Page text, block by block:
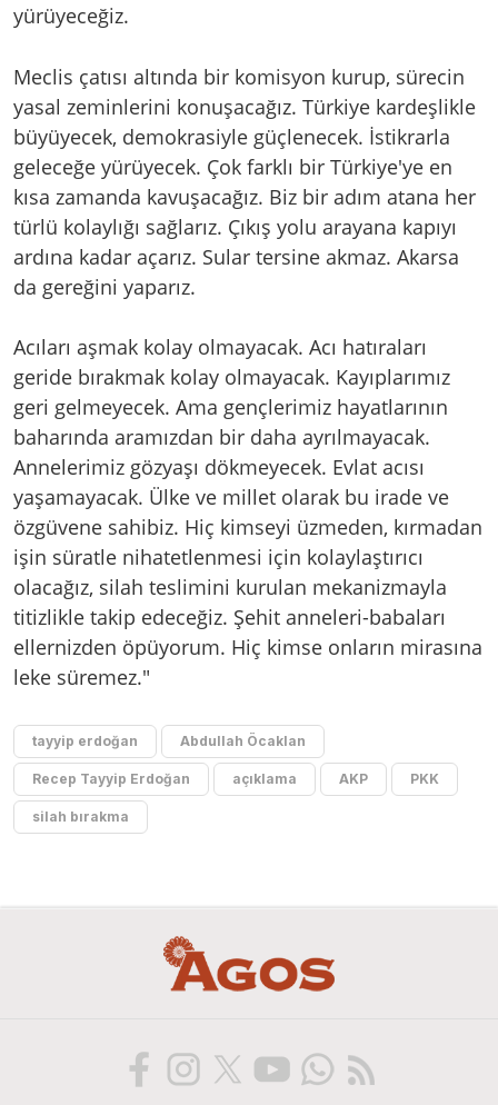
yürüyeceğiz.
Meclis çatısı altında bir komisyon kurup, sürecin
yasal zeminlerini konuşacağız. Türkiye kardeşlikle
büyüyecek, demokrasiyle güçlenecek. İstikrarla
geleceğe yürüyecek. Çok farklı bir Türkiye'ye en
kısa zamanda kavuşacağız. Biz bir adım atana her
türlü kolaylığı sağlarız. Çıkış yolu arayana kapıyı
ardına kadar açarız. Sular tersine akmaz. Akarsa
da gereğini yaparız.
Acıları aşmak kolay olmayacak. Acı hatıraları
geride bırakmak kolay olmayacak. Kayıplarımız
geri gelmeyecek. Ama gençlerimiz hayatlarının
baharında aramızdan bir daha ayrılmayacak.
Annelerimiz gözyaşı dökmeyecek. Evlat acısı
yaşamayacak. Ülke ve millet olarak bu irade ve
özgüvene sahibiz. Hiç kimseyi üzmeden, kırmadan
işin süratle nihatetlenmesi için kolaylaştırıcı
olacağız, silah teslimini kurulan mekanizmayla
titizlikle takip edeceğiz. Şehit anneleri-babaları
ellernizden öpüyorum. Hiç kimse onların mirasına
leke süremez."
tayyip erdoğan Abdullah Öcaklan
Recep Tayyip Erdoğan açıklama AKP PKK
silah bırakma